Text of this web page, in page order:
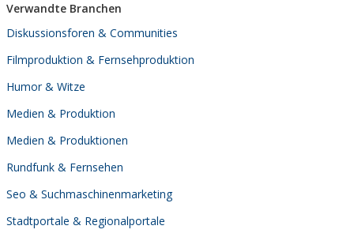
Verwandte Branchen
Diskussionsforen & Communities
Filmproduktion & Fernsehproduktion
Humor & Witze
Medien & Produktion
Medien & Produktionen
Rundfunk & Fernsehen
Seo & Suchmaschinenmarketing
Stadtportale & Regionalportale